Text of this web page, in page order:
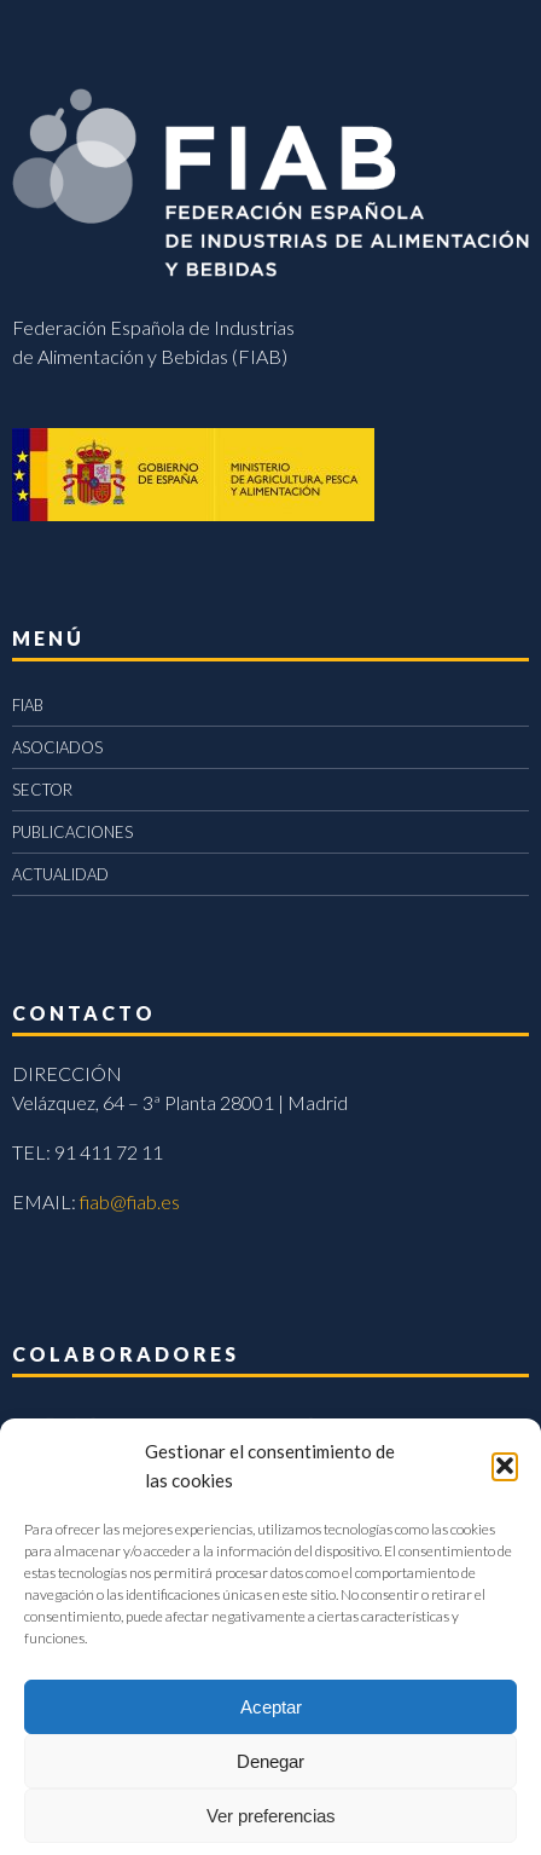
Gestionar el consentimiento de
las cookies
Para ofrecer las mejores experiencias, utilizamos tecnologías como las cookies
para almacenar y/o acceder a la información del dispositivo. El consentimiento de
estas tecnologías nos permitirá procesar datos como el comportamiento de
navegación o las identificaciones únicas en este sitio. No consentir o retirar el
consentimiento, puede afectar negativamente a ciertas características y
funciones.
Aceptar
Denegar
Ver preferencias
Federación Española de Industrias
de Alimentación y Bebidas (FIAB)
MENÚ
FIAB
ASOCIADOS
SECTOR
PUBLICACIONES
ACTUALIDAD
CONTACTO
DIRECCIÓN
Velázquez, 64 – 3ª Planta 28001 | Madrid
TEL: 91 411 72 11
EMAIL:fiab@fiab.es
COLABORADORES
FIAB Federación Española de Industrias de la Alimentación y Bebidas